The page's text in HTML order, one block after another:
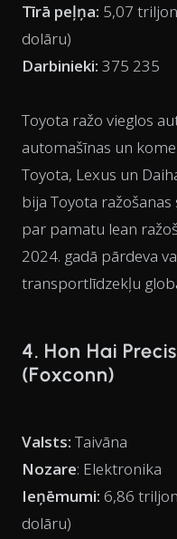
Tīrā peļņa: 5,07
dolāru)
Darbinieki: 375 235
Toyota ražo vieglos
automašīnas un
Toyota, Lexus un
bija Toyota
par pamatu lean
2024. gadā pārdeva
transportlīdzekļu
4. Hon Hai
(Foxconn)
Valsts: Taivāna
Nozare: Elektronika
Ieņēmumi: 6,86
dolāru)